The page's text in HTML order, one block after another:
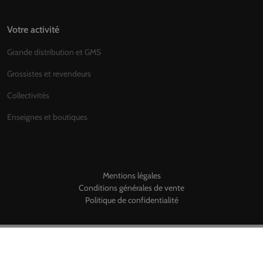
Votre activité
Grande distribution et GMS
Grossistes et revendeurs
Collectivités
Enseignes et boutiques
Mentions légales
Conditions générales de vente
Politique de confidentialité